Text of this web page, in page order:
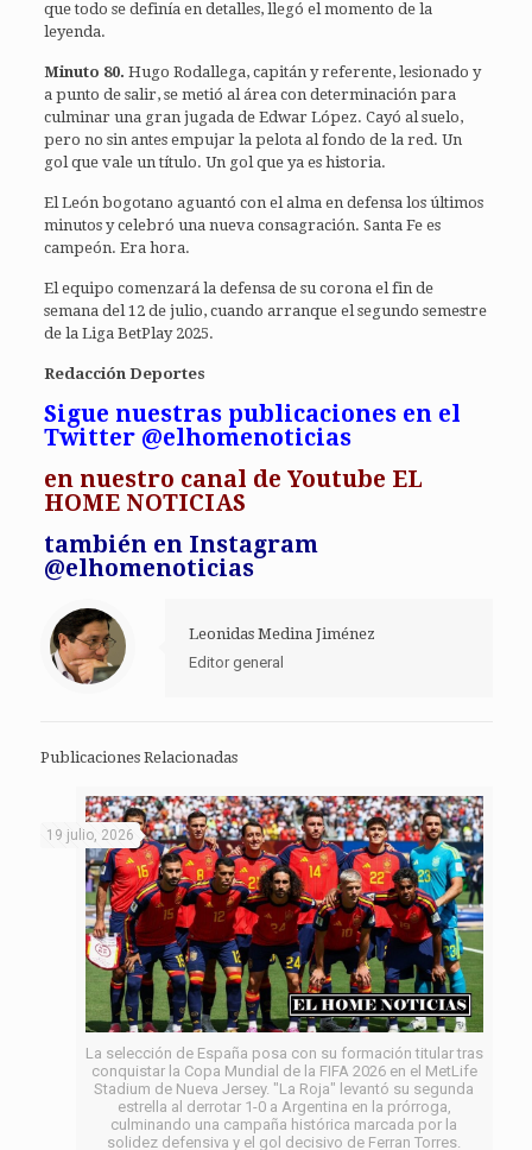
que todo se definía en detalles, llegó el momento de la
leyenda.
Minuto 80. Hugo Rodallega, capitán y referente, lesionado y
a punto de salir, se metió al área con determinación para
culminar una gran jugada de Edwar López. Cayó al suelo,
pero no sin antes empujar la pelota al fondo de la red. Un
gol que vale un título. Un gol que ya es historia.
El León bogotano aguantó con el alma en defensa los últimos
minutos y celebró una nueva consagración. Santa Fe es
campeón. Era hora.
El equipo comenzará la defensa de su corona el fin de
semana del 12 de julio, cuando arranque el segundo semestre
de la Liga BetPlay 2025.
Redacción Deportes
Sigue nuestras publicaciones en el
Twitter @elhomenoticias
en nuestro canal de Youtube EL
HOME NOTICIAS
también en Instagram
@elhomenoticias
Leonidas Medina Jiménez
Editor general
Publicaciones Relacionadas
La selección de España posa con su formación titular tras
conquistar la Copa Mundial de la FIFA 2026 en el MetLife
Stadium de Nueva Jersey. "La Roja" levantó su segunda
estrella al derrotar 1-0 a Argentina en la prórroga,
culminando una campaña histórica marcada por la
solidez defensiva y el gol decisivo de Ferran Torres.
19 julio, 2026